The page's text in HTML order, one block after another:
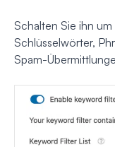
Schalten Sie ihn
Schlüsselwörter,
Spam-